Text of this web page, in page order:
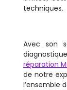
techniques.
Avec son
réparation
de notre
l’ensemble